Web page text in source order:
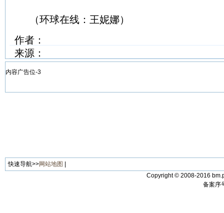
（环球在线：王妮娜）
作者：
来源：
内容广告位-3
快速导航>>网站地图
Copyright © 2008-2016
备案序